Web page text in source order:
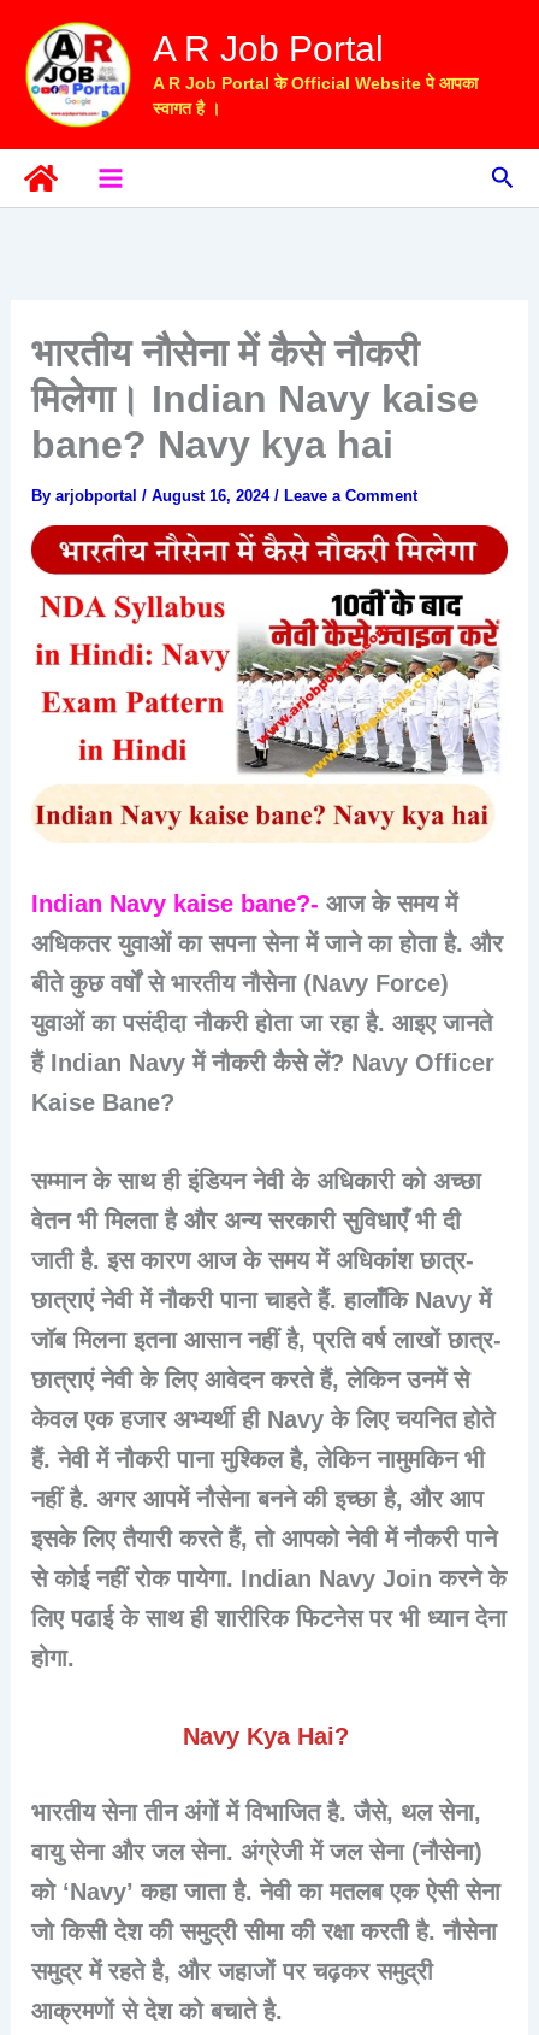
content
A R Job Portal
A R Job Portal के Official Website पे आपका
स्वागत है ।
भारतीय नौसेना में कैसे नौकरी
मिलेगा। Indian Navy kaise
bane? Navy kya hai
Byarjobportal/August 16, 2024/ Leave a Comment
Indian Navy kaise bane?-आज के समय में
अधिकतर युवाओं का सपना सेना में जाने का होता है. और
बीते कुछ वर्षों से भारतीय नौसेना (Navy Force)
युवाओं का पसंदीदा नौकरी होता जा रहा है. आइए जानते
हैं Indian Navy में नौकरी कैसे लें? Navy Officer
Kaise Bane?
सम्मान के साथ ही इंडियन नेवी के अधिकारी को अच्छा
वेतन भी मिलता है और अन्य सरकारी सुविधाएँ भी दी
जाती है. इस कारण आज के समय में अधिकांश छात्र-
छात्राएं नेवी में नौकरी पाना चाहते हैं. हालाँकि Navy में
जॉब मिलना इतना आसान नहीं है, प्रति वर्ष लाखों छात्र-
छात्राएं नेवी के लिए आवेदन करते हैं, लेकिन उनमें से
केवल एक हजार अभ्यर्थी ही Navy के लिए चयनित होते
हैं. नेवी में नौकरी पाना मुश्किल है, लेकिन नामुमकिन भी
नहीं है. अगर आपमें नौसेना बनने की इच्छा है, और आप
इसके लिए तैयारी करते हैं, तो आपको नेवी में नौकरी पाने
से कोई नहीं रोक पायेगा. Indian Navy Join करने के
लिए पढाई के साथ ही शारीरिक फिटनेस पर भी ध्यान देना
होगा.
Navy Kya Hai?
भारतीय सेनातीनअंगों में विभाजित है. जैसे, थल सेना,
वायु सेना और जल सेना. अंग्रेजी मेंजल सेना(नौसेना)
को ‘Navy’ कहा जाता है. नेवी का मतलब एक ऐसी सेना
जो किसी देश की समुद्री सीमा की रक्षा करती है. नौसेना
समुद्र में रहते है, और जहाजों पर चढ़करसमुद्री
आक्रमणोंसे देश को बचाते है.